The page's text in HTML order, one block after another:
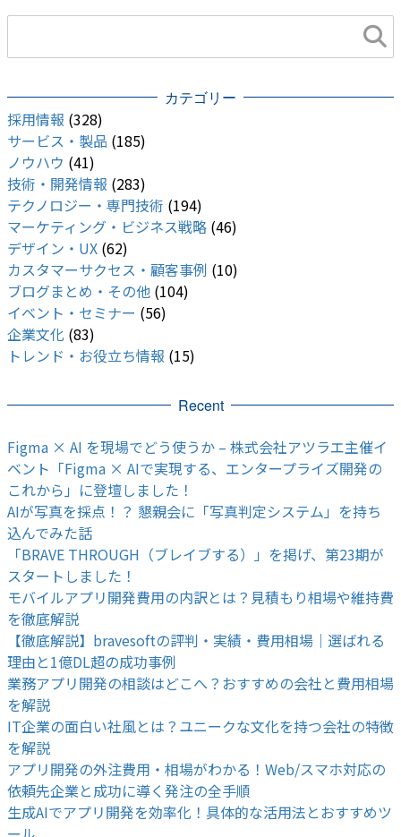
カテゴリー
採用情報 (328)
サービス・製品 (185)
ノウハウ (41)
技術・開発情報 (283)
テクノロジー・専門技術 (194)
マーケティング・ビジネス戦略 (46)
デザイン・UX (62)
カスタマーサクセス・顧客事例 (10)
ブログまとめ・その他 (104)
イベント・セミナー (56)
企業文化 (83)
トレンド・お役立ち情報 (15)
Recent
Figma × AI を現場でどう使うか – 株式会社アツラエ主催イ
ベント「Figma × AIで実現する、エンタープライズ開発の
これから」に登壇しました！
AIが写真を採点！？ 懇親会に「写真判定システム」を持ち
込んでみた話
「BRAVE THROUGH（ブレイブする）」を掲げ、第23期が
スタートしました！
モバイルアプリ開発費用の内訳とは？見積もり相場や維持費
を徹底解説
【徹底解説】bravesoftの評判・実績・費用相場｜選ばれる
理由と1億DL超の成功事例
業務アプリ開発の相談はどこへ？おすすめの会社と費用相場
を解説
IT企業の面白い社風とは？ユニークな文化を持つ会社の特徴
を解説
アプリ開発の外注費用・相場がわかる！Web/スマホ対応の
依頼先企業と成功に導く発注の全手順
生成AIでアプリ開発を効率化！具体的な活用法とおすすめツ